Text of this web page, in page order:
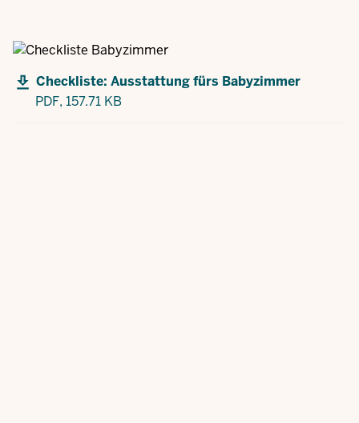
Checkliste: Ausstattung fürs Babyzimmer
PDF, 157.71 KB